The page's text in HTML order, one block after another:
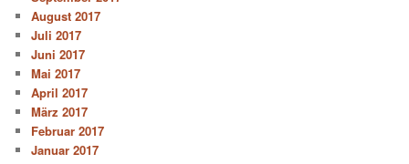
August 2017
Juli 2017
Juni 2017
Mai 2017
April 2017
März 2017
Februar 2017
Januar 2017